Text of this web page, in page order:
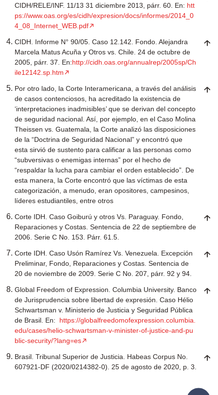
CIDH/RELE/INF. 11/13 31 diciembre 2013, párr. 60. En: htt
ps://www.oas.org/es/cidh/expresion/docs/informes/2014_0
4_08_Internet_WEB.pdf
CIDH. Informe N° 90/05. Caso 12.142. Fondo. Alejandra
Marcela Matus Acuña y Otros vs. Chile. 24 de octubre de
2005, párr. 37. En:http://cidh.oas.org/annualrep/2005sp/Ch
ile12142.sp.htm
Por otro lado, la Corte Interamericana, a través del análisis
de casos contenciosos, ha acreditado la existencia de
‘interpretaciones inadmisibles’ que se derivan del concepto
de seguridad nacional. Así, por ejemplo, en el Caso Molina
Theissen vs. Guatemala, la Corte analizó las disposiciones
de la “Doctrina de Seguridad Nacional” y encontró que
esta sirvió de sustento para calificar a las personas como
“subversivas o enemigas internas” por el hecho de
“respaldar la lucha para cambiar el orden establecido”. De
esta manera, la Corte encontró que las víctimas de esta
categorización, a menudo, eran opositores, campesinos,
líderes estudiantiles, entre otros
Corte IDH. Caso Goiburú y otros Vs. Paraguay. Fondo,
Reparaciones y Costas. Sentencia de 22 de septiembre de
2006. Serie C No. 153. Párr. 61.5.
Corte IDH. Caso Usón Ramírez Vs. Venezuela. Excepción
Preliminar, Fondo, Reparaciones y Costas. Sentencia de
20 de noviembre de 2009. Serie C No. 207, párr. 92 y 94.
Global Freedom of Expression. Columbia University. Banco
de Jurisprudencia sobre libertad de expresión. Caso Hélio
Schwartsman v. Ministerio de Justicia y Seguridad Pública
de Brasil. En: https://globalfreedomofexpression.columbia.
edu/cases/helio-schwartsman-v-minister-of-justice-and-pu
blic-security/?lang=es
Brasil. Tribunal Superior de Justicia. Habeas Corpus No.
607921-DF (2020/0214382-0). 25 de agosto de 2020, p. 3.